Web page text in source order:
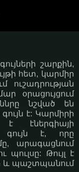
շարքին,
հետ, կարմիր
ուշադրության
օրացույցում
նշված են
է: Կարմիրի
է էներգիայի
գույն է, որը
արագացնում
պուլսը: Թույլ է
և պաշտպանում